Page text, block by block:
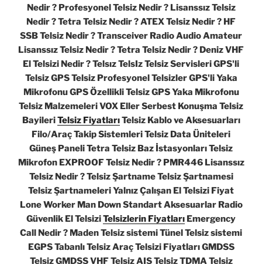
Nedir ? Profesyonel Telsiz Nedir ? Lisanssız Telsiz
Nedir ? Tetra Telsiz Nedir ? ATEX Telsiz Nedir ? HF
SSB Telsiz Nedir ? Transceiver Radio Audio Amateur
Lisanssız Telsiz Nedir ? Tetra Telsiz Nedir ? Deniz VHF
El Telsizi Nedir ? Telsız TelsIz Telsiz Servisleri GPS'li
Telsiz GPS Telsiz Profesyonel Telsizler GPS'li Yaka
Mikrofonu GPS Özellikli Telsiz GPS Yaka Mikrofonu
Telsiz Malzemeleri VOX Eller Serbest Konuşma Telsiz
BayileriTelsiz FiyatlarıTelsiz Kablo ve Aksesuarları
Filo/Araç Takip Sistemleri Telsiz Data Üniteleri
Güneş Paneli Tetra Telsiz Baz İstasyonları Telsiz
Mikrofon EXPROOF Telsiz Nedir ? PMR446 Lisanssız
Telsiz Nedir ? Telsiz Şartname Telsiz Şartnamesi
Telsiz Şartnameleri Yalnız Çalışan El Telsizi Fiyat
Lone Worker Man Down Standart Aksesuarlar Radio
Güvenlik El TelsiziTelsizlerin Fiyatları Emergency
Call Nedir ? Maden Telsiz sistemi Tünel Telsiz sistemi
EGPS Tabanlı Telsiz Araç Telsizi Fiyatları GMDSS
Telsiz GMDSS VHF Telsiz AIS Telsiz TDMA Telsiz